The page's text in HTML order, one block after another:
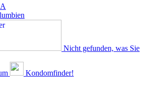
Nicht gefunden, was Sie
Kondomfinder!